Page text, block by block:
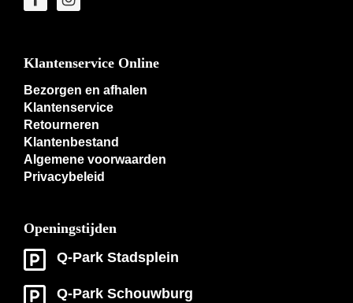
Klantenservice Online
Bezorgen en afhalen
Klantenservice
Retourneren
Klantenbestand
Algemene voorwaarden
Privacybeleid
Openingstijden
Q-Park Stadsplein
Q-Park Schouwburg